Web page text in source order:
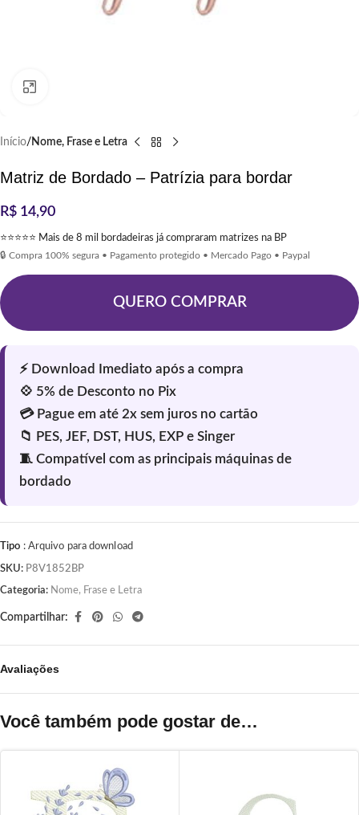
Início Nome, Frase e Letra
Matriz de Bordado – Patrízia para bordar
R$ 14,90
⭐⭐⭐⭐⭐ Mais de 8 mil bordadeiras já compraram matrizes na BP
🔒 Compra 100% segura • Pagamento protegido • Mercado Pago • Paypal
QUERO COMPRAR
Tipo : Arquivo para download
SKU: P8V1852BP
Categoria: Nome, Frase e Letra
Compartilhar:
Avaliações
Você também pode gostar de…